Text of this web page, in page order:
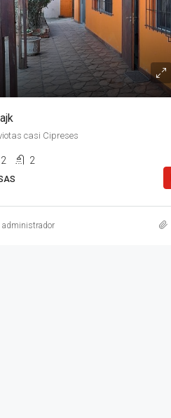
casi Cipreses
2 2
administrador